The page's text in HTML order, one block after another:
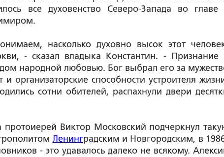
все духовенство Северо-Запада во главе
насколько духовно высок этот
- сказал владыка Константин. - Признание
народной любовью. Бог выбрал его за
организаторские способности устроителя
сотни обителей, распахнули двери
протоиерей Виктор Московский подчеркнул
Ленинградским и Новгородским, в
- это удавалось далеко не всякому.